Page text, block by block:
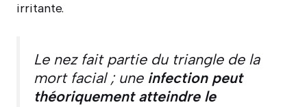
irritante.
Le nez fait partie du triangle de la
mort facial ; une infection peut
théoriquement atteindre le